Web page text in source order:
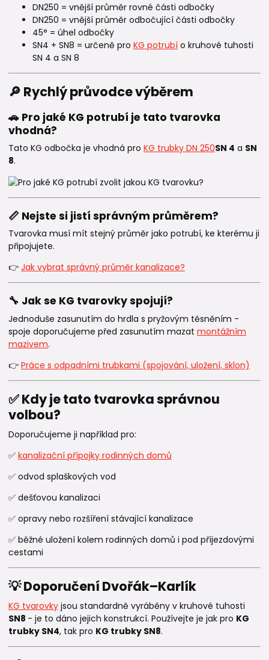
DN250 = vnější průměr rovné části odbočky
DN250 = vnější průměr odbočující části odbočky
45° = úhel odbočky
SN4 + SN8 = určeně pro KG potrubí o kruhové tuhosti
SN 4 a SN 8
🔎 Rychlý průvodce výběrem
🚗 Pro jaké KG potrubí je tato tvarovka
vhodná?
Tato KG odbočka je vhodná pro KG trubky DN 250SN 4 a SN
8.
📏 Nejste si jistí správným průměrem?
Tvarovka musí mít stejný průměr jako potrubí, ke kterému ji
připojujete.
👉 Jak vybrat správný průměr kanalizace?
🔧 Jak se KG tvarovky spojují?
Jednoduše zasunutím do hrdla s pryžovým těsněním -
spoje doporučujeme před zasunutím mazat montážním
mazivem.
👉 Práce s odpadními trubkami (spojování, uložení, sklon)
✅ Kdy je tato tvarovka správnou
volbou?
Doporučujeme ji například pro:
✅ kanalizační přípojky rodinných domů
✅ odvod splaškových vod
✅ dešťovou kanalizaci
✅ opravy nebo rozšíření stávající kanalizace
✅ běžné uložení kolem rodinných domů i pod příjezdovými
cestami
💡 Doporučení Dvořák–Karlík
KG tvarovky jsou standardně vyráběny v kruhové tuhosti
SN8 - je to dáno jejich konstrukcí. Používejte je jak pro KG
trubky SN4, tak pro KG trubky SN8.